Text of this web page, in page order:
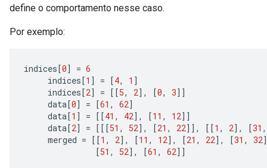
define o comportamento nesse caso.
Por exemplo:
indices[0] = 6
indices[1 ] = [4, 1 ]
indices[2] = [[5, 2] , [0, 3]]
data[0] = [61 , 62]
data[1 ] = [[41 , 42] , [11 , 12]]
data[2] = [[[51 , 52] , [21 , 22]] , [[1 , 2] , [31 ,
merged = [[1 , 2] , [11 , 12] , [21 , 22] , [31 , 32]
[51 , 52] , [61 , 62]]